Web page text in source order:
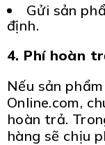
Gửi sản
định.
4. Phí hoàn
Nếu sản
Online.com,
hoàn trả.
hàng sẽ chịu